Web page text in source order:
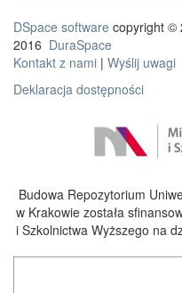
DSpace software copyright ©
2016 DuraSpace
Kontakt z nami | Wyślij uwagi
Deklaracja dostępności
Budowa Repozytorium
w Krakowie została
i Szkolnictwa Wyższego na